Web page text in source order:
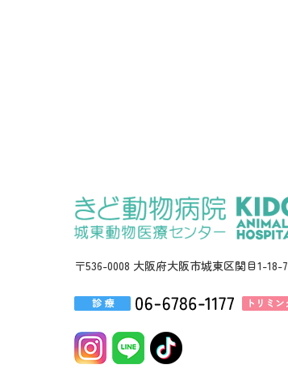
〒536-0008 大阪府大阪市城東区関目1-18-7